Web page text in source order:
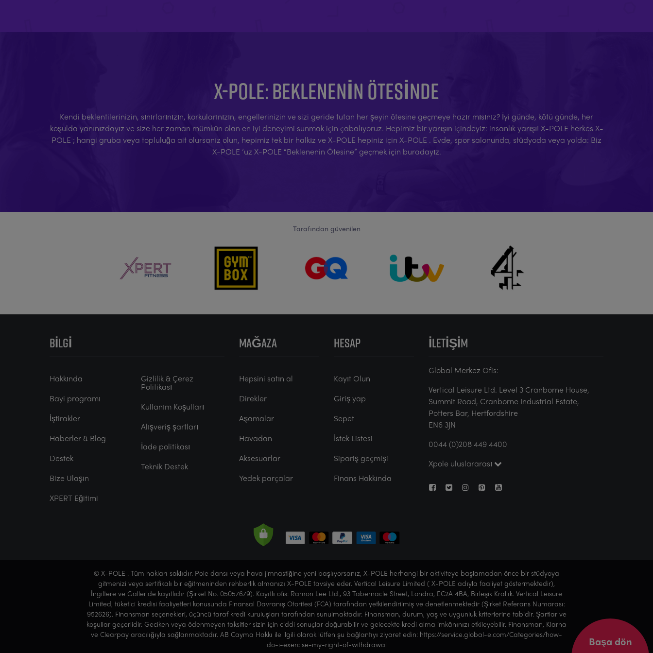
X-POLE: BEKLENENIN ÖTESINDE
Kendi beklentilerinizin, sınırlarınızın, korkularınızın, engellerinizin ve sizi geride tutan her şeyin ötesine geçmeye hazır mısınız? İyi günde, kötü günde, her
koşulda yanınızdayız ve size her zaman mümkün olan en iyi deneyimi sunmak için çabalıyoruz. Hepimiz bir yarışın içindeyiz: insanlık yarışı! X-POLE herkes X-
POLE ; hangi gruba veya topluluğa ait olursanız olun, hepimiz tek bir halkız ve X-POLE hepiniz için X-POLE . Evde, spor salonunda, stüdyoda veya yolda: Biz
X-POLE ’uz X-POLE “Beklenenin Ötesine” geçmek için buradayız.
Tarafından güvenilen
BILGI
Hakkında
Bayi programı
İştirakler
Haberler & Blog
Destek
Bize Ulaşın
XPERT Eğitimi
Gizlilik & Çerez
Politikası
Kullanım Koşulları
Alışveriş şartları
İade politikası
Teknik Destek
MAĞAZA
Hepsini satın al
Direkler
Aşamalar
Havadan
Aksesuarlar
Yedek parçalar
HESAP
Kayıt Olun
Giriş yap
Sepet
İstek Listesi
Sipariş geçmişi
Finans Hakkında
İLETIŞIM
Global Merkez Ofis:
Vertical Leisure Ltd. Level 3 Cranborne House,
Summit Road, Cranborne Industrial Estate,
Potters Bar, Hertfordshire
EN6 3JN
0044 (0)208 449 4400
Xpole uluslararası
© X-POLE . Tüm hakları saklıdır. Pole dansı veya hava jimnastiğine yeni başlıyorsanız, X-POLE herhangi bir aktiviteye başlamadan önce bir stüdyoya
gitmenizi veya sertifikalı bir eğitmeninden rehberlik almanızı X-POLE tavsiye eder. Vertical Leisure Limited ( X-POLE adıyla faaliyet göstermektedir),
İngiltere ve Galler'de kayıtlıdır (Şirket No. 05057679). Kayıtlı ofis: Ramon Lee Ltd., 93 Tabernacle Street, Londra, EC2A 4BA, Birleşik Krallık. Vertical Leisure
Limited, tüketici kredisi faaliyetleri konusunda Finansal Davranış Otoritesi (FCA) tarafından yetkilendirilmiş ve denetlenmektedir (Şirket Referans Numarası:
952626). Finansman seçenekleri, üçüncü taraf kredi kuruluşları tarafından sunulmaktadır. Finansman, durum, yaş ve uygunluk kriterlerine tabidir. Şartlar ve
koşullar geçerlidir. Geciken veya ödenmeyen taksitler sizin için ciddi sonuçlar doğurabilir ve gelecekte kredi alma imkânınızı etkileyebilir. Finansman, Klarna
ve Clearpay aracılığıyla sağlanmaktadır. AB Cayma Hakkı ile ilgili olarak lütfen şu bağlantıyı ziyaret edin: https://service.global-e.com/Categories/how-
do-i-exercise-my-right-of-withdrawal
Başa dön